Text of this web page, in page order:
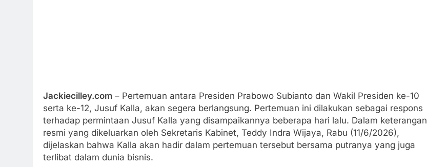
Jackiecilley.com – Pertemuan antara Presiden Prabowo Subianto dan Wakil Presiden ke-10
serta ke-12, Jusuf Kalla, akan segera berlangsung. Pertemuan ini dilakukan sebagai respons
terhadap permintaan Jusuf Kalla yang disampaikannya beberapa hari lalu. Dalam keterangan
resmi yang dikeluarkan oleh Sekretaris Kabinet, Teddy Indra Wijaya, Rabu (11/6/2026),
dijelaskan bahwa Kalla akan hadir dalam pertemuan tersebut bersama putranya yang juga
terlibat dalam dunia bisnis.